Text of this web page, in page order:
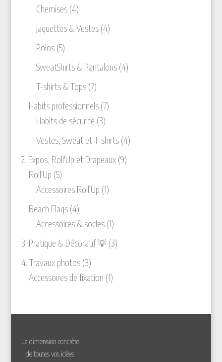
Chemises 44
produits
Jaquettes & Vestes 44
Polos 55
produits
SweatShirts & Pantalons 44
T-shirts & Tops 77
produits
Habits professionnels 77
Habits de sécurité 33
produits
Vestes, Sweat et T-shirts 44
2. Expos, Roll'Up et Drapeaux 99
Roll'Up 55
produits
Accessoires Roll'Up 11
Beach Flags 44
produits
Accessoires & socles 11
produit
3. Pratique & Décoratif 💡 33
4. Travaux photos 33
produits
Accessoires de fixation 11
La dimension concrète
de toutes vos idées